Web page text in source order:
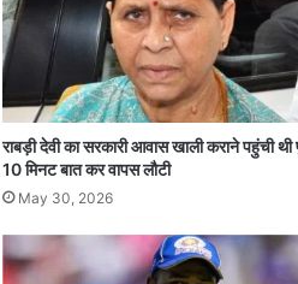
राबड़ी देवी का सरकारी आवास खाली कराने पहुंची
10 मिनट बात कर वापस लौटी
May 30, 2026